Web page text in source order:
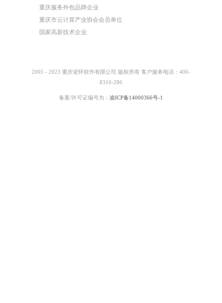
重庆服务外包品牌企业
重庆市云计算产业协会会员单位
国家高新技术企业
2005 - 2023 重庆诺怀软件有限公司 版权所有 客户服务电话：400-
8310-286
备案/许可证编号为： 渝ICP备14000366号-1